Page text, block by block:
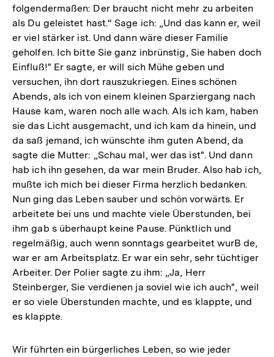
folgendermaßen: Der braucht nicht mehr zu arbeiten
als Du geleistet hast.“ Sage ich: „Und das kann er, weil
er viel stärker ist. Und dann wäre dieser Familie
geholfen. Ich bitte Sie ganz inbrünstig, Sie haben doch
Einfluß!" Er sagte, er will sich Mühe geben und
versuchen, ihn dort rauszukriegen. Eines schönen
Abends, als ich von einem kleinen Sparziergang nach
Hause kam, waren noch alle wach. Als ich kam, haben
sie das Licht ausgemacht, und ich kam da hinein, und
da saß jemand, ich wünschte ihm guten Abend, da
sagte die Mutter: „Schau mal, wer das ist". Und dann
hab ich ihn gesehen, da war mein Bruder. Also hab ich,
mußte ich mich bei dieser Firma herzlich bedanken.
Nun ging das Leben sauber und schön vorwärts. Er
arbeitete bei uns und machte viele Überstunden, bei
ihm gab s überhaupt keine Pause. Pünktlich und
regelmäßig, auch wenn sonntags gearbeitet wurB de,
war er am Arbeitsplatz. Er war ein sehr, sehr tüchtiger
Arbeiter. Der Polier sagte zu ihm: „Ja, Herr
Steinberger, Sie verdienen ja soviel wie ich auch", weil
er so viele Überstunden machte, und es klappte, und
es klappte.
Wir führten ein bürgerliches Leben, so wie jeder